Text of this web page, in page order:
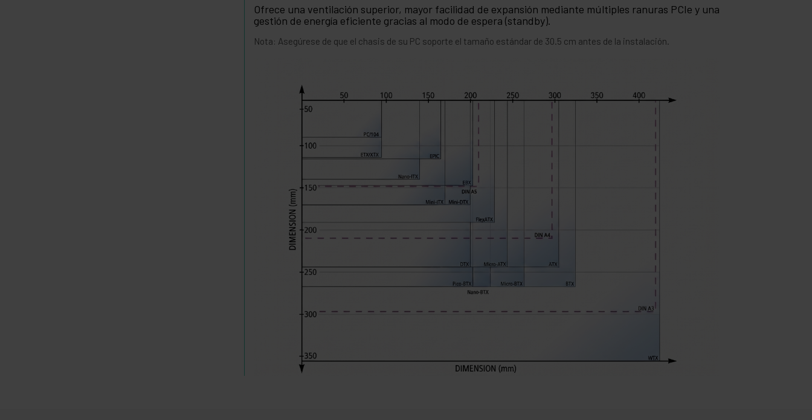
Ofrece una ventilación superior, mayor facilidad de expansión mediante múltiples ranuras PCIe y una
gestión de energía eficiente gracias al modo de espera (standby).
Nota: Asegúrese de que el chasis de su PC soporte el tamaño estándar de 30.5 cm antes de la instalación.